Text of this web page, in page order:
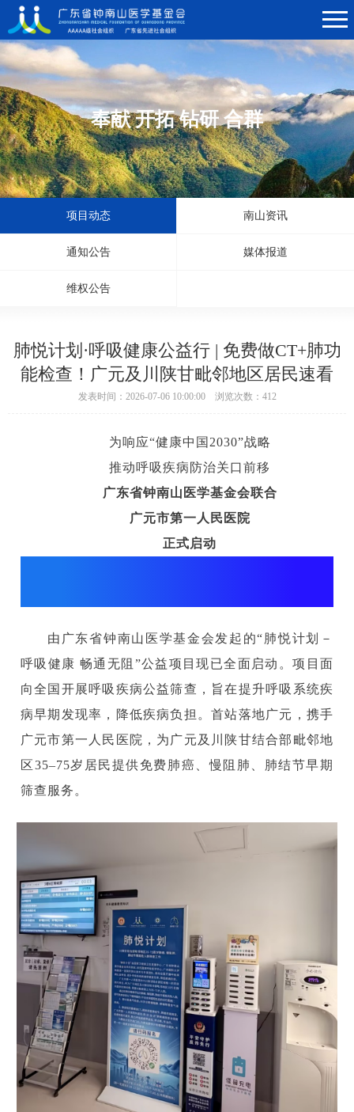
奉献 开拓 钻研 合群
项目动态 南山资讯
通知公告 媒体报道
维权公告
肺悦计划·呼吸健康公益行 | 免费做CT+肺功
能检查！广元及川陕甘毗邻地区居民速看
发表时间：2026-07-06 10:00:00 浏览次数：412
为响应“健康中国2030”战略
推动呼吸疾病防治关口前移
广东省钟南山医学基金会联合
广元市第一人民医院
正式启动
由广东省钟南山医学基金会发起的“肺悦计划－
呼吸健康 畅通无阻”公益项目现已全面启动。项目面
向全国开展呼吸疾病公益筛查，旨在提升呼吸系统疾
病早期发现率，降低疾病负担。首站落地广元，携手
广元市第一人民医院，为广元及川陕甘结合部毗邻地
区35–75岁居民提供免费肺癌、慢阻肺、肺结节早期
筛查服务。